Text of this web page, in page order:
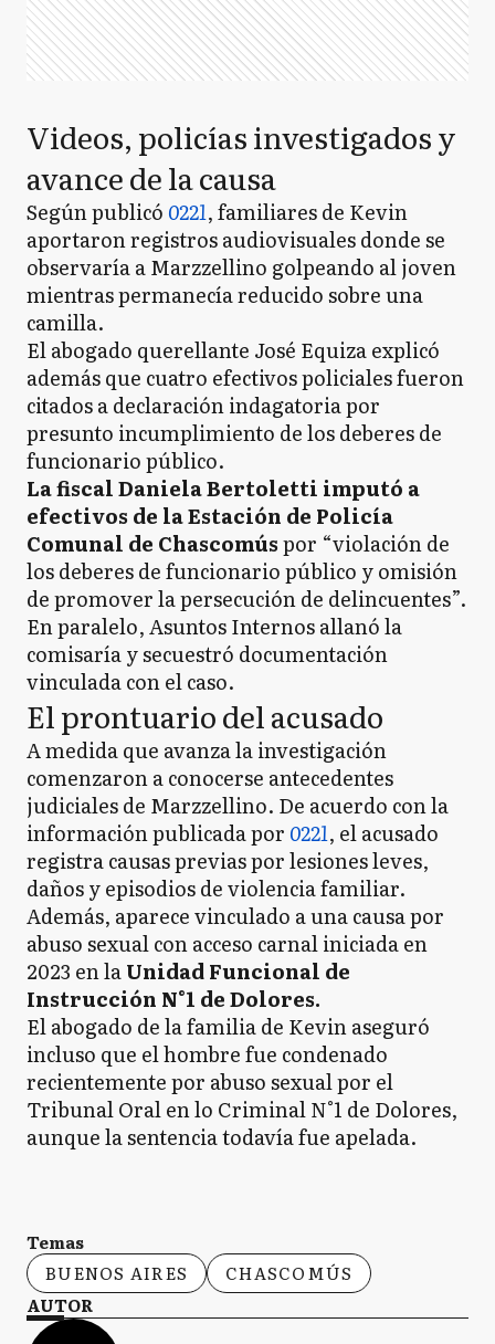
Videos, policías investigados y
avance de la causa
Según publicó 0221, familiares de Kevin
aportaron registros audiovisuales donde se
observaría a Marzzellino golpeando al joven
mientras permanecía reducido sobre una
camilla.
El abogado querellante José Equiza explicó
además que cuatro efectivos policiales fueron
citados a declaración indagatoria por
presunto incumplimiento de los deberes de
funcionario público.
La fiscal Daniela Bertoletti imputó a
efectivos de la Estación de Policía
Comunal de Chascomúspor “violación de
los deberes de funcionario público y omisión
de promover la persecución de delincuentes”.
En paralelo, Asuntos Internos allanó la
comisaría y secuestró documentación
vinculada con el caso.
El prontuario del acusado
A medida que avanza la investigación
comenzaron a conocerse antecedentes
judiciales de Marzzellino. De acuerdo con la
información publicada por 0221, el acusado
registra causas previas por lesiones leves,
daños y episodios de violencia familiar.
Además, aparece vinculado a una causa por
abuso sexual con acceso carnal iniciada en
2023 en laUnidad Funcional de
Instrucción N°1 de Dolores.
El abogado de la familia de Kevin aseguró
incluso que el hombre fue condenado
recientemente por abuso sexual por el
Tribunal Oral en lo Criminal N°1 de Dolores,
aunque la sentencia todavía fue apelada.
Temas
BUENOS AIRES
CHASCOMÚS
AUTOR